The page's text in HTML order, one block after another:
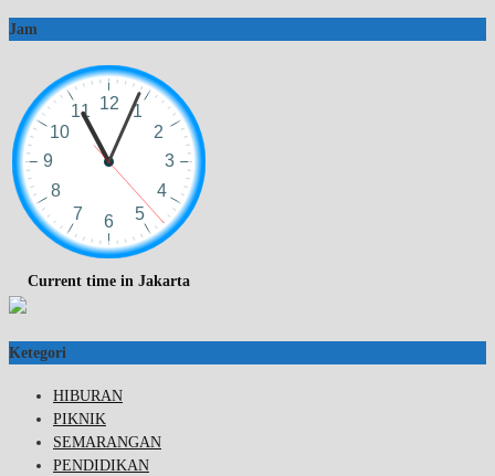
Jam
Current time in Jakarta
Ketegori
HIBURAN
PIKNIK
SEMARANGAN
PENDIDIKAN